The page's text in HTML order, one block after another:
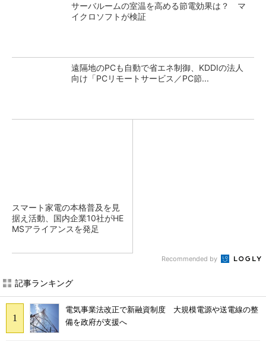
サーバルームの室温を高める節電効果は？ マ
イクロソフトが検証
遠隔地のPCも自動で省エネ制御、KDDIの法人
向け「PCリモートサービス／PC節...
スマート家電の本格普及を見
据え活動、国内企業10社がHE
MSアライアンスを発足
Recommended by
記事ランキング
電気事業法改正で新融資制度 大規模電源や送電線の整
備を政府が支援へ